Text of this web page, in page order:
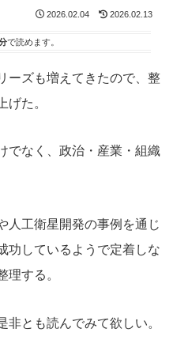
2026.02.04 2026.02.13
で読めます。
ーズも増えてきたので、整
げた。
でなく、政治・産業・組織
人工衛星開発の事例を通じ
功しているようで定着しな
理する。
とも読んでみて欲しい。